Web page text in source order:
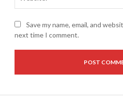
Save my name, email, and
next time I comment.